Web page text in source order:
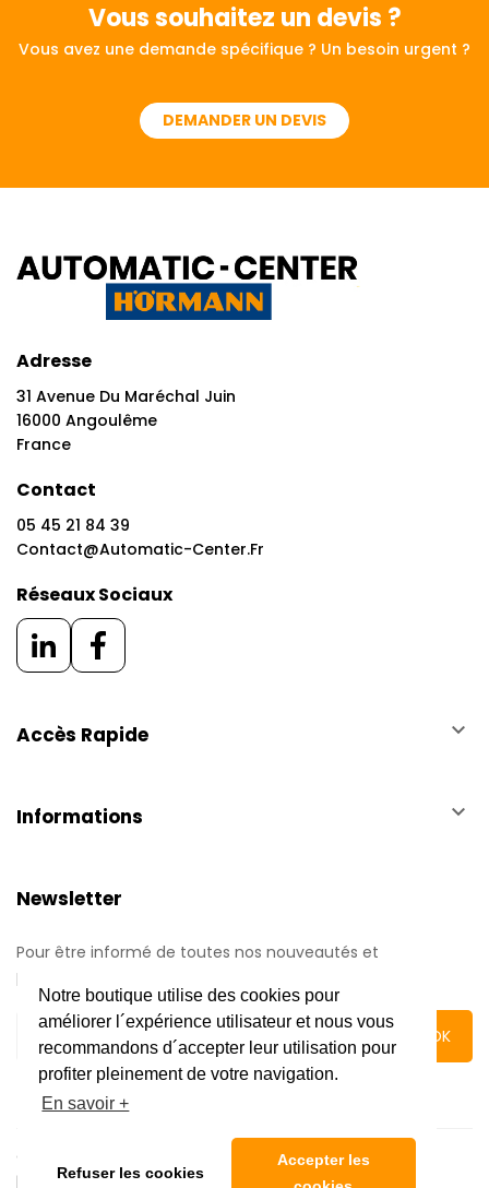
Notre boutique utilise des cookies pour
améliorer l´expérience utilisateur et nous vous
recommandons d´accepter leur utilisation pour
profiter pleinement de votre navigation.
En savoir +
Refuser les cookies
Accepter les
Vous souhaitez un devis ?
Vous avez une demande spécifique ? Un besoin urgent ?
DEMANDER UN DEVIS
Adresse
31 Avenue Du Maréchal Juin
16000 Angoulême
France
Contact
05 45 21 84 39
Contact@automatic-Center.fr
Réseaux Sociaux
Accès Rapide keyboard_arrow_down
Informations keyboard_arrow_down
Newsletter
Pour être informé de toutes nos nouveautés et
promotions.
Copyright © 2020 Automatic Center | Tous droits réservés
|
Mentions légales